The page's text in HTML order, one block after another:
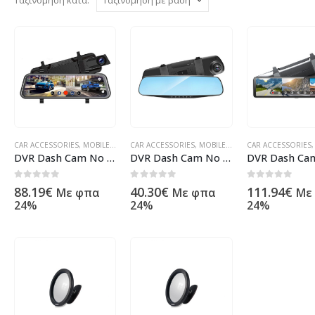
CAR ACCESSORIES, MOBILE DEVICE ACCESORIES ,OTHERS,ΠΡΟΪΌΝΤΑ
DVR Dash Cam No brand XL 900, Mirror, 10″ – 13341
88.19€ Με φπα
24%
CAR ACCESSORIES, MOBILE DEVICE ACCESORIES ,
DVR Dash Cam No brand XL 600, Mirror, 4.19″ – 13340
40.30€ Με φπα
24%
CAR ACCESSORIES,
111.94€ Με
24%